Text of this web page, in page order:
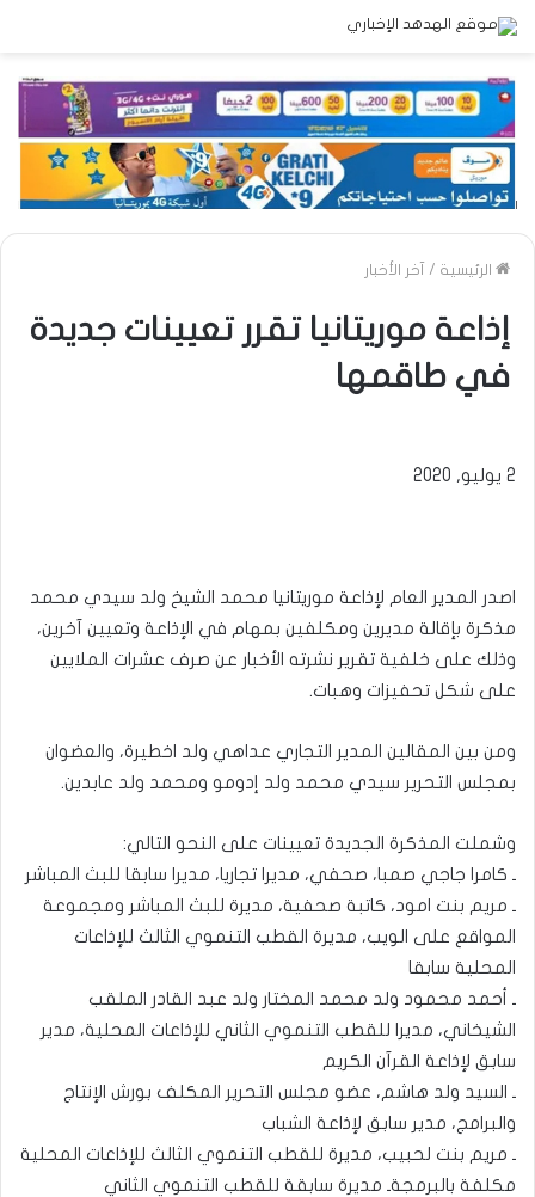
الرئيسية / آخر الأخبار
إذاعة موريتانيا تقرر تعيينات جديدة
في طاقمها
2 يوليو, 2020
اصدر المدير العام لإذاعة موريتانيا محمد الشيخ ولد سيدي محمد
مذكرة بإقالة مديرين ومكلفين بمهام في الإذاعة وتعيين آخرين،
وذلك على خلفية تقرير نشرته الأخبار عن صرف عشرات الملايين
على شكل تحفيزات وهبات.
ومن بين المقالين المدير التجاري عداهي ولد اخطيرة، والعضوان
بمجلس التحرير سيدي محمد ولد إدومو ومحمد ولد عابدين.
وشملت المذكرة الجديدة تعيينات على النحو التالي:
ـ كامرا جاجي صمبا، صحفي، مديرا تجاريا، مديرا سابقا للبث المباشر
ـ مريم بنت امود، كاتبة صحفية، مديرة للبث المباشر ومجموعة
المواقع على الويب، مديرة القطب التنموي الثالث للإذاعات
المحلية سابقا
ـ أحمد محمود ولد محمد المختار ولد عبد القادر الملقب
الشيخاني، مديرا للقطب التنموي الثاني للإذاعات المحلية، مدير
سابق لإذاعة القرآن الكريم
ـ السيد ولد هاشم، عضو مجلس التحرير المكلف بورش الإنتاج
والبرامج، مدير سابق لإذاعة الشباب
ـ مريم بنت لحبيب، مديرة للقطب التنموي الثالث للإذاعات المحلية
مكلفة بالبرمجةـ مديرة سابقة للقطب التنموي الثاني